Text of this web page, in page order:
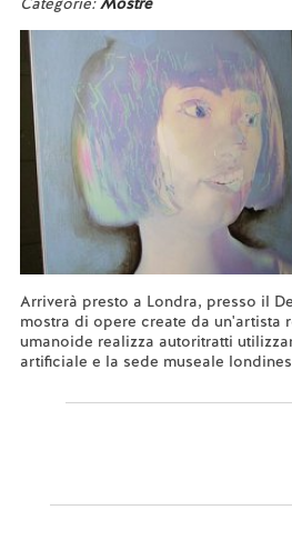
Arriverà presto a Londra, presso il
mostra di opere create da un'artista
umanoide realizza autoritratti
artificiale e la sede museale